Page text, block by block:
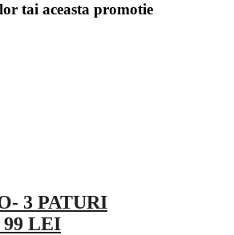
tai aceasta promotie
3 PATURI
LEI